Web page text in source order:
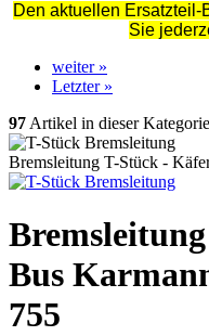
Den aktuellen
Sie
weiter »
Letzter »
97 Artikel in dieser Kategorie
Bremsleitung T-Stück -
Bus
755